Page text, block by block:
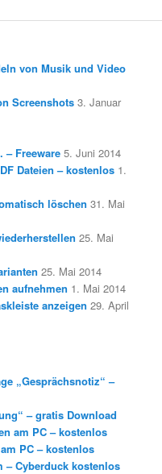
von Musik und Video
Screenshots 3. Januar
– Freeware 5. Juni 2014
Dateien – kostenlos 1.
löschen 31. Mai
25. Mai
25. Mai 2014
aufnehmen 1. Mai 2014
anzeigen 29. April
„Gesprächsnotiz“ –
– gratis Download
am PC – kostenlos
PC – kostenlos
– Cyberduck kostenlos